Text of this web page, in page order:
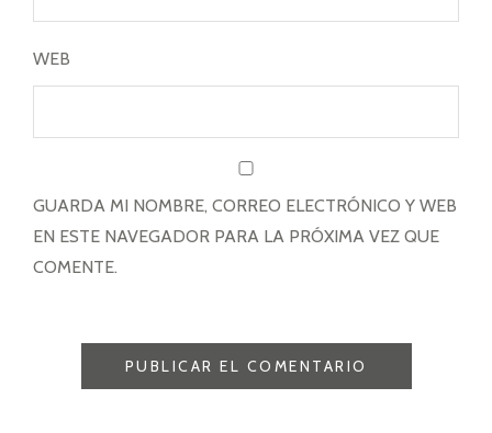
WEB
GUARDA MI NOMBRE, CORREO ELECTRÓNICO Y WEB
EN ESTE NAVEGADOR PARA LA PRÓXIMA VEZ QUE
COMENTE.